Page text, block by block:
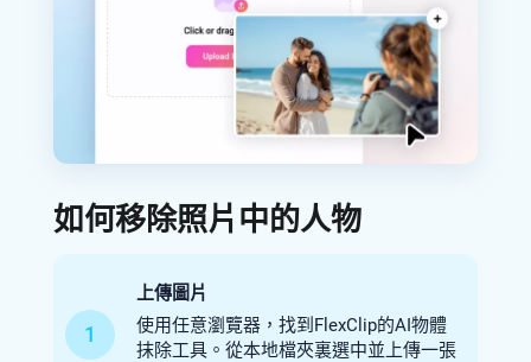
如何移除照片中的人物
1
上傳圖片
使用任意瀏覽器，找到FlexClip的AI物體
抹除工具。從本地檔夾裏選中並上傳一張